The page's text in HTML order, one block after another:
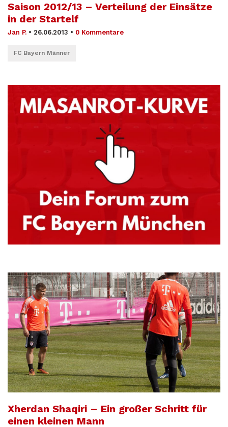
Saison 2012/13 – Verteilung der Einsätze
in der Startelf
Jan P. • 26.06.2013 • 0 Kommentare
FC Bayern Männer
Xherdan Shaqiri – Ein großer Schritt für
einen kleinen Mann